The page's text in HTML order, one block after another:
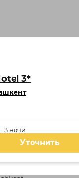
3*
3 ночи
Уточнить